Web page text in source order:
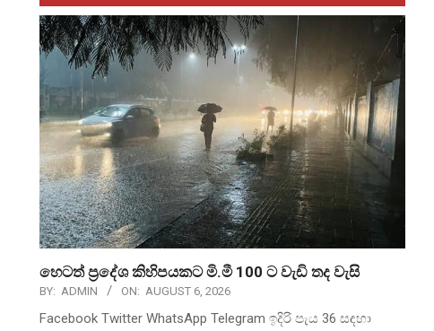
හෙටත් ප්‍රදේශ කිහිපයකට මි.මී 100 ට වැඩි තද වැසි
BY: ADMIN ON: AUGUST 6, 2026
Facebook Twitter WhatsApp Telegram ඉදිරි පැය 36 සඳහා